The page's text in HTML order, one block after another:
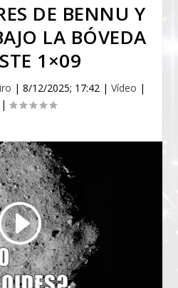
DE BENNU Y
LA BÓVEDA
1×09
| 8/12/2025; 17:42 | Vídeo |
|